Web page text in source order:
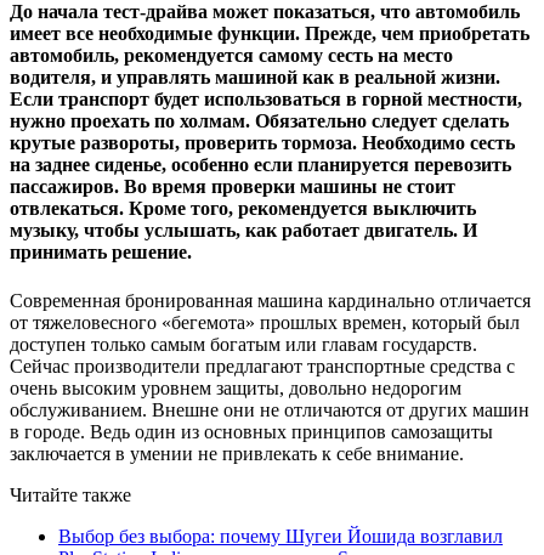
До начала тест-драйва может показаться, что автомобиль
имеет все необходимые функции. Прежде, чем приобретать
автомобиль, рекомендуется самому сесть на место
водителя, и управлять машиной как в реальной жизни.
Если транспорт будет использоваться в горной местности,
нужно проехать по холмам. Обязательно следует сделать
крутые развороты, проверить тормоза. Необходимо сесть
на заднее сиденье, особенно если планируется перевозить
пассажиров. Во время проверки машины не стоит
отвлекаться. Кроме того, рекомендуется выключить
музыку, чтобы услышать, как работает двигатель. И
принимать решение.
Современная бронированная машина кардинально отличается
от тяжеловесного «бегемота» прошлых времен, который был
доступен только самым богатым или главам государств.
Сейчас производители предлагают транспортные средства с
очень высоким уровнем защиты, довольно недорогим
обслуживанием. Внешне они не отличаются от других машин
в городе. Ведь один из основных принципов самозащиты
заключается в умении не привлекать к себе внимание.
Читайте также
Выбор без выбора: почему Шугеи Йошида возглавил